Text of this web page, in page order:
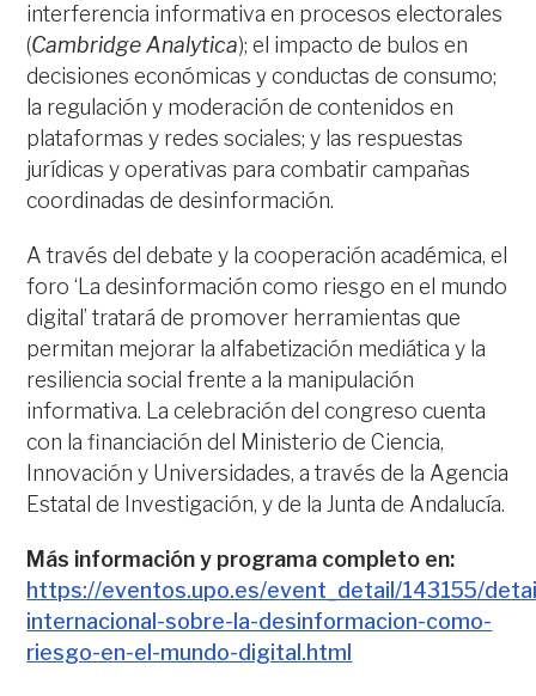
interferencia informativa en procesos electorales
(Cambridge Analytica); el impacto de bulos en
decisiones económicas y conductas de consumo;
la regulación y moderación de contenidos en
plataformas y redes sociales; y las respuestas
jurídicas y operativas para combatir campañas
coordinadas de desinformación.
A través del debate y la cooperación académica, el
foro ‘La desinformación como riesgo en el mundo
digital’ tratará de promover herramientas que
permitan mejorar la alfabetización mediática y la
resiliencia social frente a la manipulación
informativa. La celebración del congreso cuenta
con la financiación del Ministerio de Ciencia,
Innovación y Universidades, a través de la Agencia
Estatal de Investigación, y de la Junta de Andalucía.
Más información y programa completo en:
https://eventos.upo.es/event_detail/143155/
internacional-sobre-la-desinformacion-como-
riesgo-en-el-mundo-digital.html